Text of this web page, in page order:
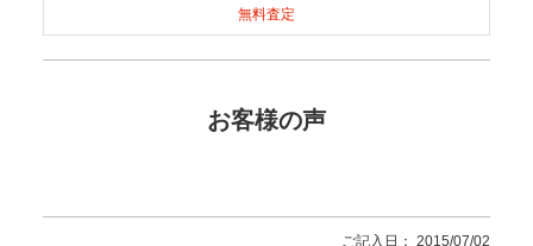
無料査定
お客様の声
ご記入日： 2015/07/02